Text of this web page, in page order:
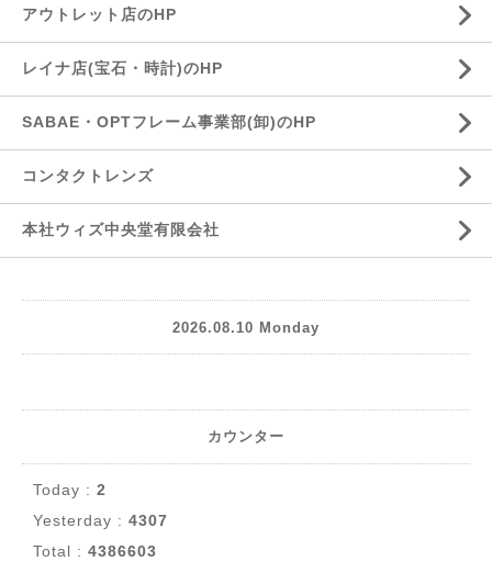
アウトレット店のHP
レイナ店(宝石・時計)のHP
SABAE・OPTフレーム事業部(卸)のHP
コンタクトレンズ
本社ウィズ中央堂有限会社
2026.08.10 Monday
カウンター
Today : 2
Yesterday : 4307
Total : 4386603